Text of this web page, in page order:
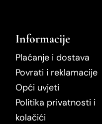
Informacije
Plaćanje i dostava
Povrati i reklamacije
Opći uvjeti
Politika privatnosti i
kolačići